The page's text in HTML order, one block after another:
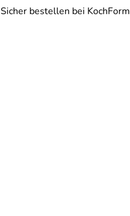
Sicher bestellen bei KochForm